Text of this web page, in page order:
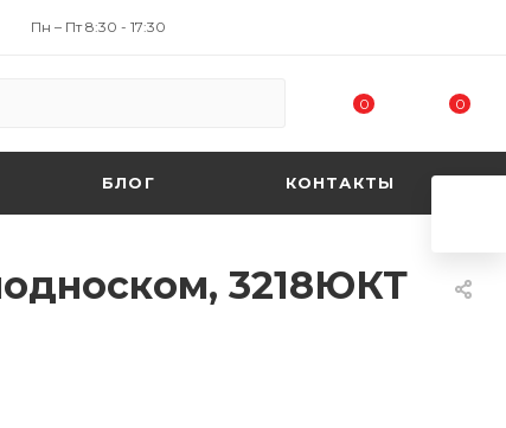
Пн – Пт 8:30 - 17:30
0 0
БЛОГ КОНТАКТЫ
3218ЮКТ